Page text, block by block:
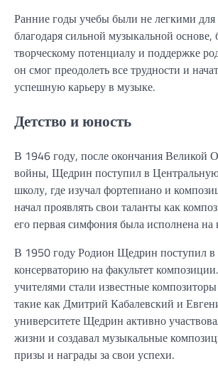
Ранние годы учебы были не легкими
благодаря сильной музыкальной основе,
творческому потенциалу и поддержке
он смог преодолеть все трудности и
успешную карьеру в музыке.
Детство и юность
В 1946 году, после окончания Великой
войны, Щедрин поступил в
школу, где изучал фортепиано и
начал проявлять свои таланты как
его первая симфония была исполнена
В 1950 году Родион Щедрин поступил
консерваторию на факультет
учителями стали известные
такие как Дмитрий Кабалевский и
университете Щедрин активно
жизни и создавал музыкальные
призы и награды за свои успехи.